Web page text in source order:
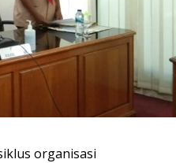
organisasi